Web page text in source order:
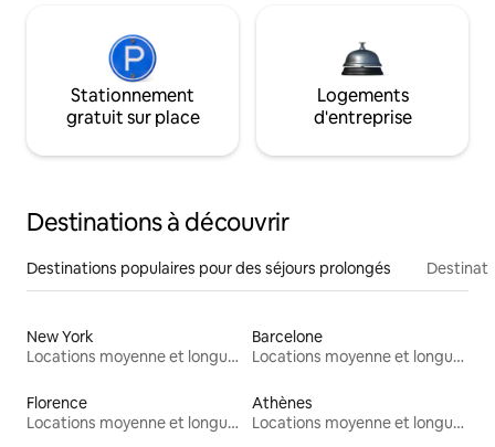
Stationnement
gratuit sur place
Logements
d'entreprise
Destinations à découvrir
Destinations populaires pour des séjours prolongés
New York
Locations moyenne et longue durée
Barcelone
Locations moyenne et longue durée
Florence
Locations moyenne et longue durée
Athènes
Locations moyenne et longue durée